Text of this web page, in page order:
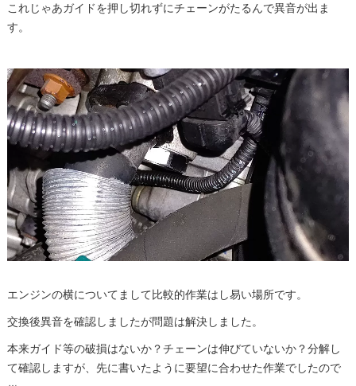
これじゃあガイドを押し切れずにチェーンがたるんで異音が出ま
す。
エンジンの横についてまして比較的作業はし易い場所です。
交換後異音を確認しましたが問題は解決しました。
本来ガイド等の破損はないか？チェーンは伸びていないか？分解し
て確認しますが、先に書いたように要望に合わせた作業でしたので